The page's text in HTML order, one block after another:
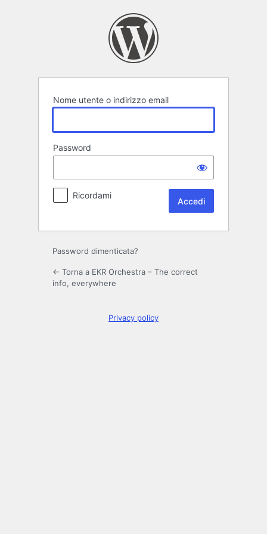
Nome utente o indirizzo email
Password
Ricordami
Password dimenticata?
← Torna a EKR Orchestra – The correct
info, everywhere
Privacy policy